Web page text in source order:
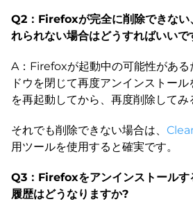
Q2：Firefoxが完全に削除できない
れられない場合はどうすればいいで
A：Firefoxが起動中の可能性がある
ドウを閉じて再度アンインストー
を再起動してから、再度削除してみ
それでも削除できない場合は、
用ツールを使用すると確実です。
Q3：Firefoxをアンインストールす
履歴はどうなりますか?